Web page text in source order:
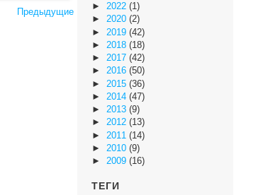
Предыдущие
► 2022 (1)
► 2020 (2)
► 2019 (42)
► 2018 (18)
► 2017 (42)
► 2016 (50)
► 2015 (36)
► 2014 (47)
► 2013 (9)
► 2012 (13)
► 2011 (14)
► 2010 (9)
► 2009 (16)
ТЕГИ